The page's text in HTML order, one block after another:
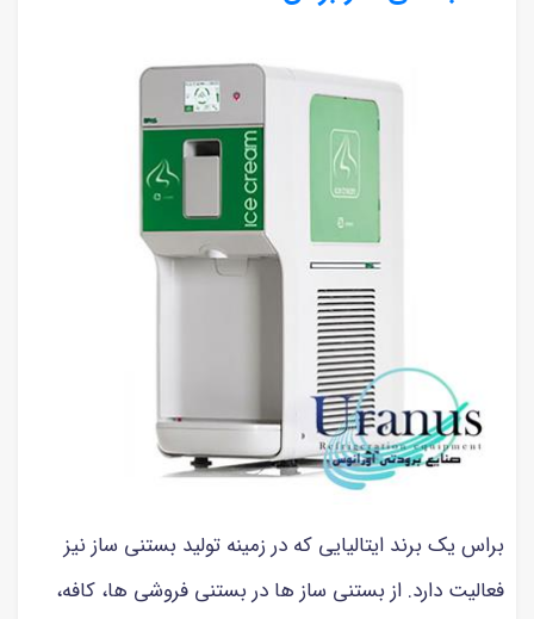
براس یک برند ایتالیایی که در زمینه تولید بستنی ساز نیز
فعالیت دارد. از بستنی ساز ها در بستنی فروشی ها، کافه،